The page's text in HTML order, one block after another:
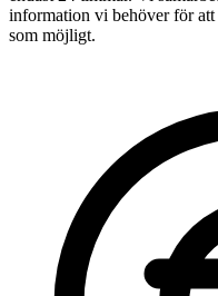
information vi behöver för
som möjligt.